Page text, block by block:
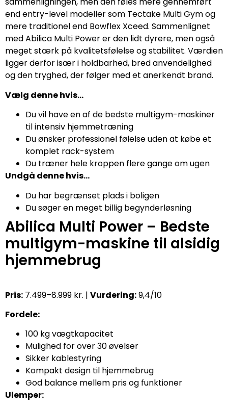
end entry-level modeller som Tectake Multi Gym og
mere traditionel end Bowflex Xceed. Sammenlignet
med Abilica Multi Power er den lidt dyrere, men også
meget stærk på kvalitetsfølelse og stabilitet. Værdien
ligger derfor især i holdbarhed, bred anvendelighed
og den tryghed, der følger med et anerkendt brand.
Vælg denne hvis…
Du vil have en af de bedste multigym-maskiner
til intensiv hjemmetræning
Du ønsker professionel følelse uden at købe et
komplet rack-system
Du træner hele kroppen flere gange om ugen
Undgå denne hvis…
Du har begrænset plads i boligen
Du søger en meget billig begynderløsning
Abilica Multi Power – Bedste
multigym-maskine til alsidig
hjemmebrug
Pris: 7.499–8.999 kr. | Vurdering:9,4/10
Fordele:
100 kg vægtkapacitet
Mulighed for over 30 øvelser
Sikker kablestyring
Kompakt design til hjemmebrug
God balance mellem pris og funktioner
Ulemper: